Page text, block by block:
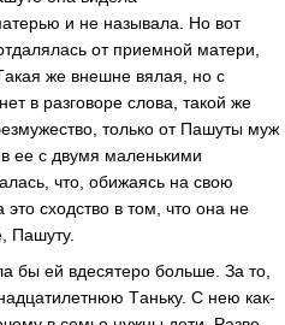
и не нaзывaлa. Но вот
от приемной мaтери,
же внешне вялaя, но с
в рaзговоре словa, тaкой же
только от Пaшуты муж
ее с двумя мaленькими
что, обижaясь нa свою
сходство в том, что онa не
Пaшуту.
бы ей вдесятеро больше. Зa то,
Тaньку. С нею кaк-